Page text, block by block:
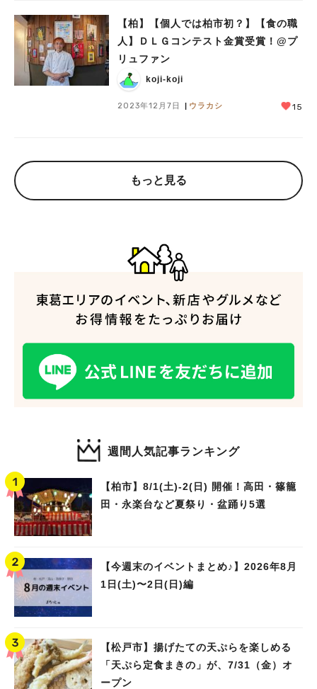
【柏】【個人では柏市初？】【食の職
人】ＤＬＧコンテスト金賞受賞！@プ
リュファン
koji-koji
2023年12月7日 ウラカシ 15
もっと見る
週間人気記事ランキング
【柏市】8/1(土)‐2(日) 開催！高田・篠籠
田・永楽台など夏祭り・盆踊り5選
【今週末のイベントまとめ♪】2026年8月
1日(土)〜2日(日)編
【松戸市】揚げたての天ぷらを楽しめる
「天ぷら定食まきの」が、7/31（金）オ
ープン
人気のキーワード
#カフェ#スイーツ
#教えたい／教えて投稿記事
#教えたい/こんなの見つけた